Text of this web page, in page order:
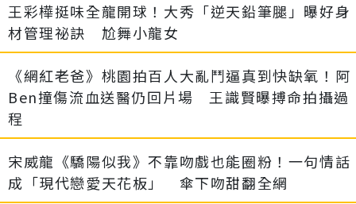
王彩樺挺味全龍開球！大秀「逆天鉛筆腿」曝好身
材管理祕訣 尬舞小龍女
《網紅老爸》桃園拍百人大亂鬥逼真到快缺氧！阿
Ben撞傷流血送醫仍回片場 王識賢曝搏命拍攝過
程
宋威龍《驕陽似我》不靠吻戲也能圈粉！一句情話
成「現代戀愛天花板」 傘下吻甜翻全網